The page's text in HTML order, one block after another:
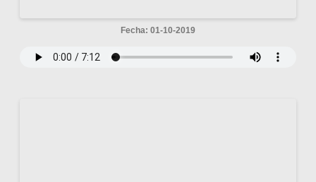
Fecha: 01-10-2019